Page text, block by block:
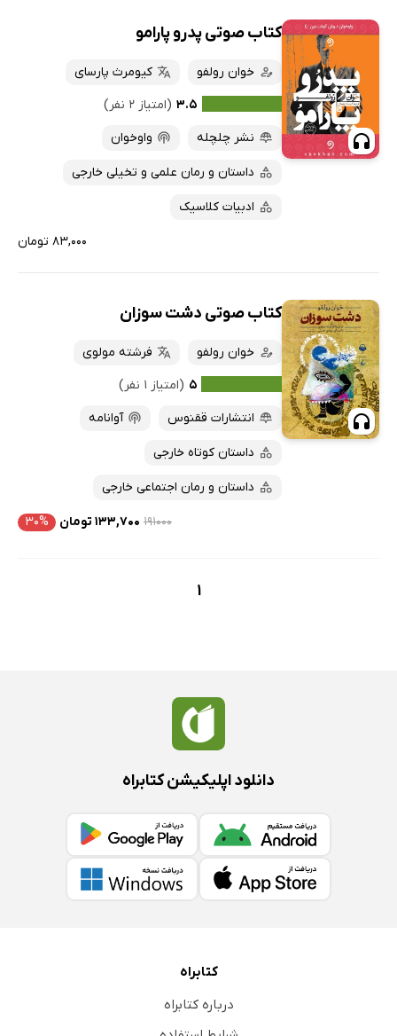
کتاب صوتی پدرو پارامو
خوان رولفو
کیومرث پارسای
۳.۵ (امتیاز ۲ نفر)
نشر چلچله
واوخوان
داستان و رمان علمی و تخیلی خارجی
ادبیات کلاسیک
۸۳,۰۰۰ تومان
کتاب صوتی دشت سوزان
خوان رولفو
فرشته مولوی
۵ (امتیاز ۱ نفر)
انتشارات ققنوس
آوانامه
داستان کوتاه خارجی
داستان و رمان اجتماعی خارجی
۱۹۱۰۰۰ ۱۳۳,۷۰۰ تومان ۳۰%
1
دانلود اپلیکیشن کتابراه
کتابراه
درباره کتابراه